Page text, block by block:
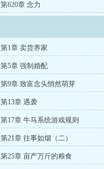
第620章 念力
第1章 卖货养家
第5章 强制婚配
第9章 致富念头悄然萌芽
第13章 遇袭
第17章 牛马系统游戏规则
第21章 往事如烟（二）
第25章 亩产万斤的粮食